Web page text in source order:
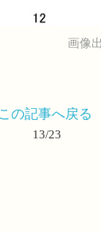
画像
この記事へ戻る
13/23